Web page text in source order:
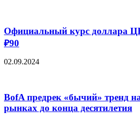
Официальный курс доллара
₽90
02.09.2024
BofA предрек «бычий» тренд
рынках до конца десятилетия